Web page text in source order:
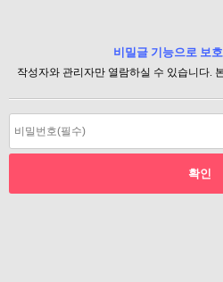
비밀글 기능으로 보
작성자와 관리자만 열람하실 수 있습니다.